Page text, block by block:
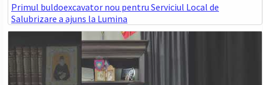
Primul buldoexcavator nou pentru Serviciul Local de
Salubrizare a ajuns la Lumina